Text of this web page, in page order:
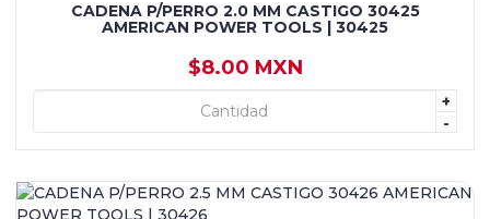
CADENA P/PERRO 2.0 MM CASTIGO 30425
AMERICAN POWER TOOLS | 30425
$8.00 MXN
+
-
+ AGREGAR